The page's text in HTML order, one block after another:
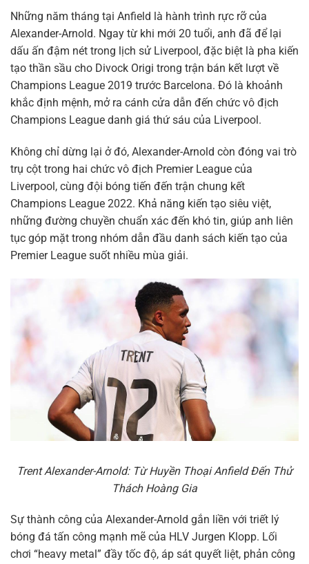
Những năm tháng tại Anfield là hành trình rực rỡ của
Alexander-Arnold. Ngay từ khi mới 20 tuổi, anh đã để lại
dấu ấn đậm nét trong lịch sử Liverpool, đặc biệt là pha kiến
tạo thần sầu cho Divock Origi trong trận bán kết lượt về
Champions League 2019 trước Barcelona. Đó là khoảnh
khắc định mệnh, mở ra cánh cửa dẫn đến chức vô địch
Champions League danh giá thứ sáu của Liverpool.
Không chỉ dừng lại ở đó, Alexander-Arnold còn đóng vai trò
trụ cột trong hai chức vô địch Premier League của
Liverpool, cùng đội bóng tiến đến trận chung kết
Champions League 2022. Khả năng kiến tạo siêu việt,
những đường chuyền chuẩn xác đến khó tin, giúp anh liên
tục góp mặt trong nhóm dẫn đầu danh sách kiến tạo của
Premier League suốt nhiều mùa giải.
Trent Alexander-Arnold: Từ Huyền Thoại Anfield Đến Thử
Thách Hoàng Gia
Sự thành công của Alexander-Arnold gắn liền với triết lý
bóng đá tấn công mạnh mẽ của HLV Jurgen Klopp. Lối
chơi “heavy metal” đầy tốc độ, áp sát quyết liệt, phản công